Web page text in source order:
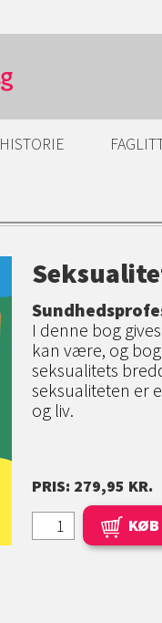
HISTORIE
I denne bog
kan være, og
seksualitets
seksualiteten er
og liv.
PRIS: 279,95 KR.
KØB